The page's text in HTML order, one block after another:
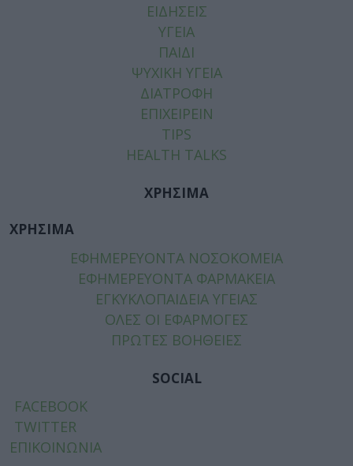
ΕΙΔΗΣΕΙΣ
ΥΓΕΙΑ
ΠΑΙΔΙ
ΨΥΧΙΚΗ ΥΓΕΙΑ
ΔΙΑΤΡΟΦΗ
ΕΠΙΧΕΙΡΕΙΝ
TIPS
HEALTH TALKS
ΧΡΗΣΙΜΑ
ΧΡΗΣΙΜΑ
ΕΦΗΜΕΡΕΥΟΝΤΑ ΝΟΣΟΚΟΜΕΙΑ
ΕΦΗΜΕΡΕΥΟΝΤΑ ΦΑΡΜΑΚΕΙΑ
ΕΓΚΥΚΛΟΠΑΙΔΕΙΑ ΥΓΕΙΑΣ
ΟΛΕΣ ΟΙ ΕΦΑΡΜΟΓΕΣ
ΠΡΩΤΕΣ ΒΟΗΘΕΙΕΣ
SOCIAL
FACEBOOK
TWITTER
ΕΠΙΚΟΙΝΩΝΙΑ